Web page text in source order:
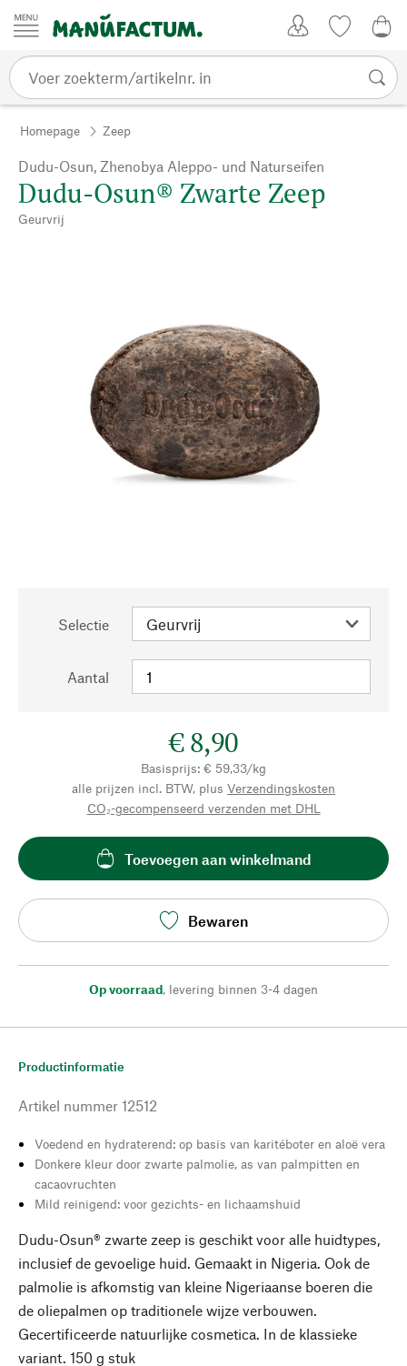
Passer au contenu
Homepage Zeep
Dudu-Osun, Zhenobya Aleppo- und Naturseifen
Dudu-Osun® Zwarte Zeep
Geurvrij
Selectie
Aantal
€ 8,90
Basisprijs: € 59,33/kg
alle prijzen incl. BTW, plus Verzendingskosten
CO₂-gecompenseerd verzenden met DHL
Toevoegen aan winkelmand
Bewaren
Op voorraad, levering binnen 3-4 dagen
Productinformatie
Artikel nummer 12512
Voedend en hydraterend: op basis van karitéboter en aloë vera
Donkere kleur door zwarte palmolie, as van palmpitten en
cacaovruchten
Mild reinigend: voor gezichts- en lichaamshuid
Dudu-Osun® zwarte zeep is geschikt voor alle huidtypes,
inclusief de gevoelige huid. Gemaakt in Nigeria. Ook de
palmolie is afkomstig van kleine Nigeriaanse boeren die
de oliepalmen op traditionele wijze verbouwen.
Gecertificeerde natuurlijke cosmetica. In de klassieke
variant. 150 g stuk